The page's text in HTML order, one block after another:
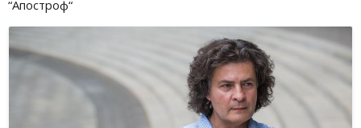
“Апостроф“